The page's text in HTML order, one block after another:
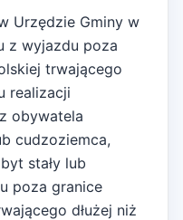
Urzędzie Gminy w
z wyjazdu poza
trwającego
realizacji
obywatela
cudzoziemca,
stały lub
poza granice
dłużej niż